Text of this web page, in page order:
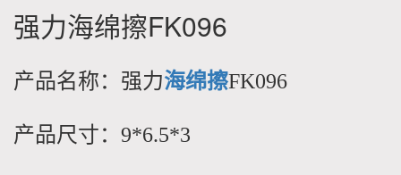
强力海绵擦FK096
产品名称：强力海绵擦FK096
产品尺寸：9*6.5*3